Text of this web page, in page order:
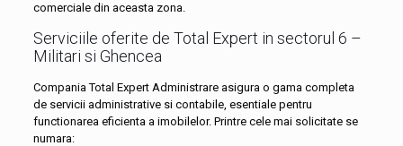
comerciale din aceasta zona.
Serviciile oferite de Total Expert in sectorul 6 –
Militari si Ghencea
Compania Total Expert Administrare asigura o gama completa
de servicii administrative si contabile, esentiale pentru
functionarea eficienta a imobilelor. Printre cele mai solicitate se
numara: